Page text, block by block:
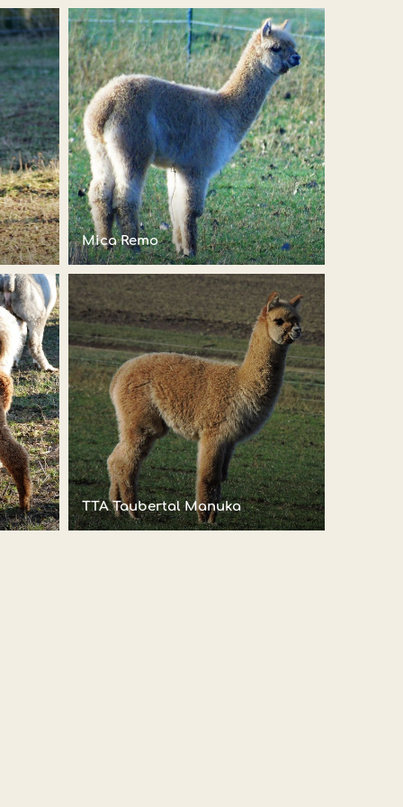
Mica Remo
TTA Taubertal Manuka